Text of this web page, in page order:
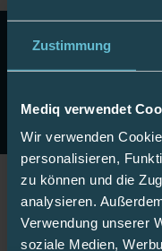
Zustimmung
Mediq verwendet
Wir verwenden
personalisieren,
zu können und die
analysieren.
Verwendung unserer
soziale Medien,
10 Euro Gutschein!
& erhalten Sie einen